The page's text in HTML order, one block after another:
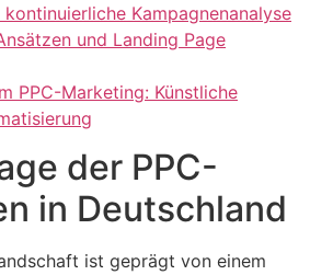
Kampagnenanalyse
und Landing Page
PPC-Marketing: Künstliche
der PPC-
in Deutschland
ist geprägt von einem